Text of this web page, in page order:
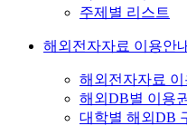
주제별 리스트
해외전자자료 이용안
해외전자자료 이
해외DB별 이용
대학별 해외DB